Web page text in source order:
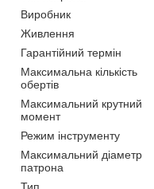
Виробник
Живлення
Гарантійний термін
Максимальна кількість
обертів
Максимальний крутний
момент
Режим інструменту
Максимальний діаметр
патрона
Тип